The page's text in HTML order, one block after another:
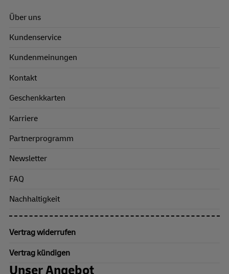
Über uns
Kundenservice
Kundenmeinungen
Kontakt
Geschenkkarten
Karriere
Partnerprogramm
Newsletter
FAQ
Nachhaltigkeit
Vertrag widerrufen
Vertrag kündigen
Unser Angebot